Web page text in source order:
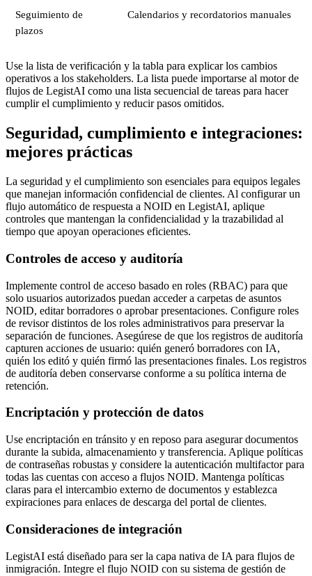
Seguimiento de
plazos
Calendarios y recordatorios manuales
Use la lista de verificación y la tabla para explicar los cambios
operativos a los stakeholders. La lista puede importarse al motor de
flujos de LegistAI como una lista secuencial de tareas para hacer
cumplir el cumplimiento y reducir pasos omitidos.
Seguridad, cumplimiento e integraciones:
mejores prácticas
La seguridad y el cumplimiento son esenciales para equipos legales
que manejan información confidencial de clientes. Al configurar un
flujo automático de respuesta a NOID en LegistAI, aplique
controles que mantengan la confidencialidad y la trazabilidad al
tiempo que apoyan operaciones eficientes.
Controles de acceso y auditoría
Implemente control de acceso basado en roles (RBAC) para que
solo usuarios autorizados puedan acceder a carpetas de asuntos
NOID, editar borradores o aprobar presentaciones. Configure roles
de revisor distintos de los roles administrativos para preservar la
separación de funciones. Asegúrese de que los registros de auditoría
capturen acciones de usuario: quién generó borradores con IA,
quién los editó y quién firmó las presentaciones finales. Los registros
de auditoría deben conservarse conforme a su política interna de
retención.
Encriptación y protección de datos
Use encriptación en tránsito y en reposo para asegurar documentos
durante la subida, almacenamiento y transferencia. Aplique políticas
de contraseñas robustas y considere la autenticación multifactor para
todas las cuentas con acceso a flujos NOID. Mantenga políticas
claras para el intercambio externo de documentos y establezca
expiraciones para enlaces de descarga del portal de clientes.
Consideraciones de integración
LegistAI está diseñado para ser la capa nativa de IA para flujos de
inmigración. Integre el flujo NOID con su sistema de gestión de